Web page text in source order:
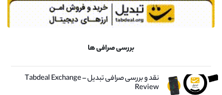
بررسی صرافی ها
نقد و بررسی صرافی تبدیل – Tabdeal Exchange
Review